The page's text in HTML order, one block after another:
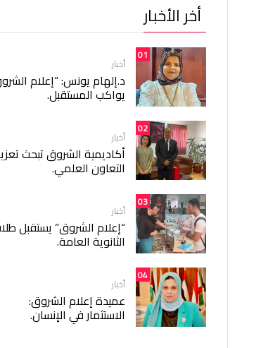
أخر الأخبار
01
أخبار
د.إلهام يونس: “إعلام
يواكب المستقبل.
02
أخبار
أكاديمية الشروق تبحث
التعاون العلمي.
03
أخبار
“إعلام الشروق” يستقبل
الثانوية العامة.
04
أخبار
عميدة إعلام الشروق:
الاستثمار في الإنسان.